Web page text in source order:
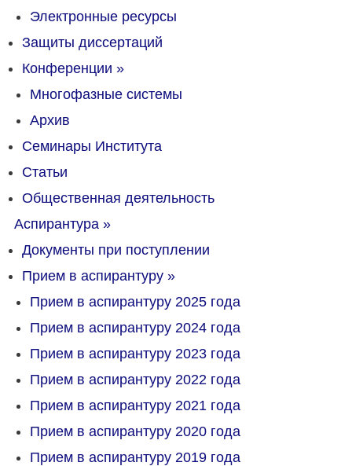
Электронные ресурсы
Защиты диссертаций
Конференции »
Многофазные системы
Архив
Семинары Института
Статьи
Общественная деятельность
Аспирантура »
Документы при поступлении
Прием в аспирантуру »
Прием в аспирантуру 2025 года
Прием в аспирантуру 2024 года
Прием в аспирантуру 2023 года
Прием в аспирантуру 2022 года
Прием в аспирантуру 2021 года
Прием в аспирантуру 2020 года
Прием в аспирантуру 2019 года